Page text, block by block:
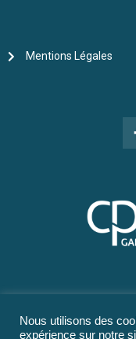
Mentions Légales
Nous utilisons des
expérience sur notre